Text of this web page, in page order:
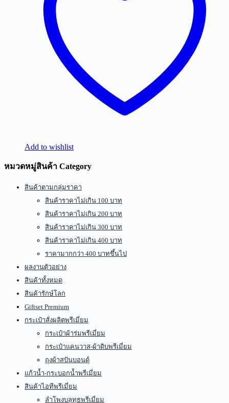
Add to wishlist
หมวดหมู่สินค้า Category
สินค้าตามกลุ่มราคา
สินค้าราคาไม่เกิน 100 บาท
สินค้าราคาไม่เกิน 200 บาท
สินค้าราคาไม่เกิน 300 บาท
สินค้าราคาไม่เกิน 400 บาท
ราคามากกว่า 400 บาทขึ้นไป
ผลงานตัวอย่าง
สินค้าทั้งหมด
สินค้ารักษ์โลก
Giftset Premium
กระเป๋าสั่งผลิตพรีเมี่ยม
กระเป๋าผ้าร่มพรีเมี่ยม
กระเป๋าแคนวาส-ผ้าดิบพรีเมี่ยม
ถุงผ้าสปันบอนด์
แก้วน้ำ-กระบอกน้ำพรีเมี่ยม
สินค้าไอทีพรีเมี่ยม
ลำโพงบลูทูธพรีเมี่ยม